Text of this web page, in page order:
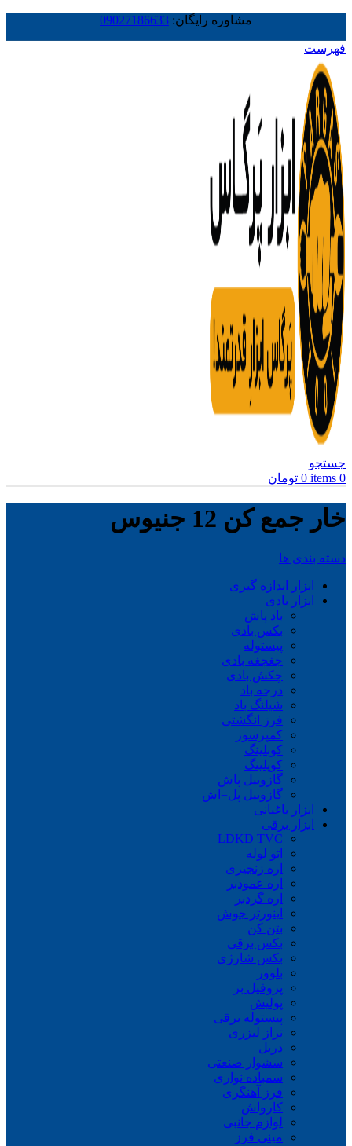
مشاوره رایگان: 09027186633
فهرست
جستجو
0
items
0 تومان
خار جمع کن 12 جنیوس
دسته بندی ها
ابزار اندازه گیری
ابزار بادی
باد پاش
بکس بادی
پیستوله
جغجغه بادی
چکش بادی
درجه باد
شیلنگ باد
فرز انگشتی
کمپرسور
کوبلینگ
کوپلینگ
گازوییل پاش
گازوییل پل=اش
ابزار باغبانی
ابزار برقی
LDKD TVC
اتو لوله
اره زنجیری
اره عمودبر
اره گردبر
اینورتر جوش
بتن کن
بکس برقی
بکس شارژی
بلوور
پروفیل بر
پولیش
پیستوله برقی
تراز لیزری
دریل
سشوار صنعتی
سمباده نواری
فرز آهنگری
کارواش
لوازم جانبی
مینی فرز